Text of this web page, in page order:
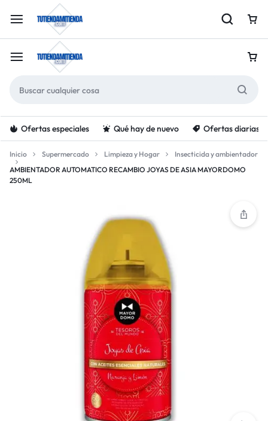
Ofertas especiales Qué hay de nuevo Ofertas diarias
Inicio Supermercado Limpieza y Hogar
Insecticida y ambientador
AMBIENTADOR AUTOMATICO RECAMBIO JOYAS DE ASIA MAYORDOMO
250ML